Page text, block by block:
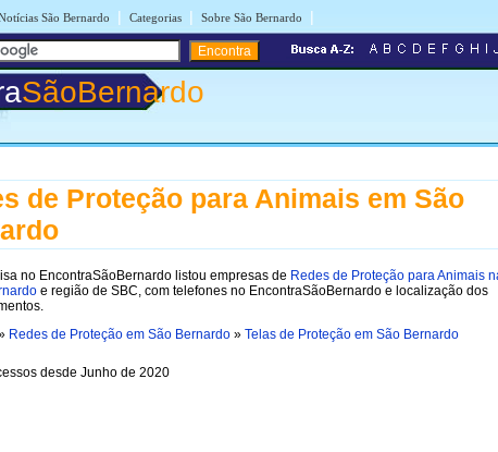
São Bernardo | Categorias | Sobre São Bernardo |
SãoBernardo
de Proteção para Animais em São
no EncontraSãoBernardo listou empresas de Redes de Proteção para Animais
e região de SBC, com telefones no EncontraSãoBernardo e localização dos
Redes de Proteção em São Bernardo » Telas de Proteção em São Bernardo
desde Junho de 2020